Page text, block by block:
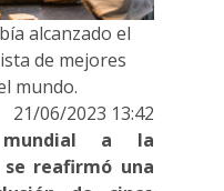
alcanzado el
de mejores
mundo.
21/06/2023 13:42
mundial a la
reafirmó una